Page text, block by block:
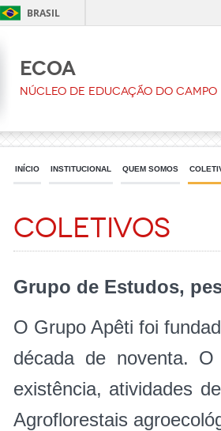
BRASIL
ECOA
Núcleo de Educação do
INÍCIO INSTITUCIONAL QUEM SOMOS
Coletivos
Grupo de Estudos,
O Grupo Apêti foi
década de noventa.
existência, atividades
Agroflorestais